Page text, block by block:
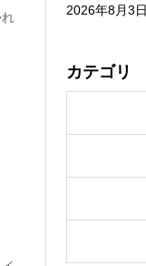
2026年8月3日
カテゴリ